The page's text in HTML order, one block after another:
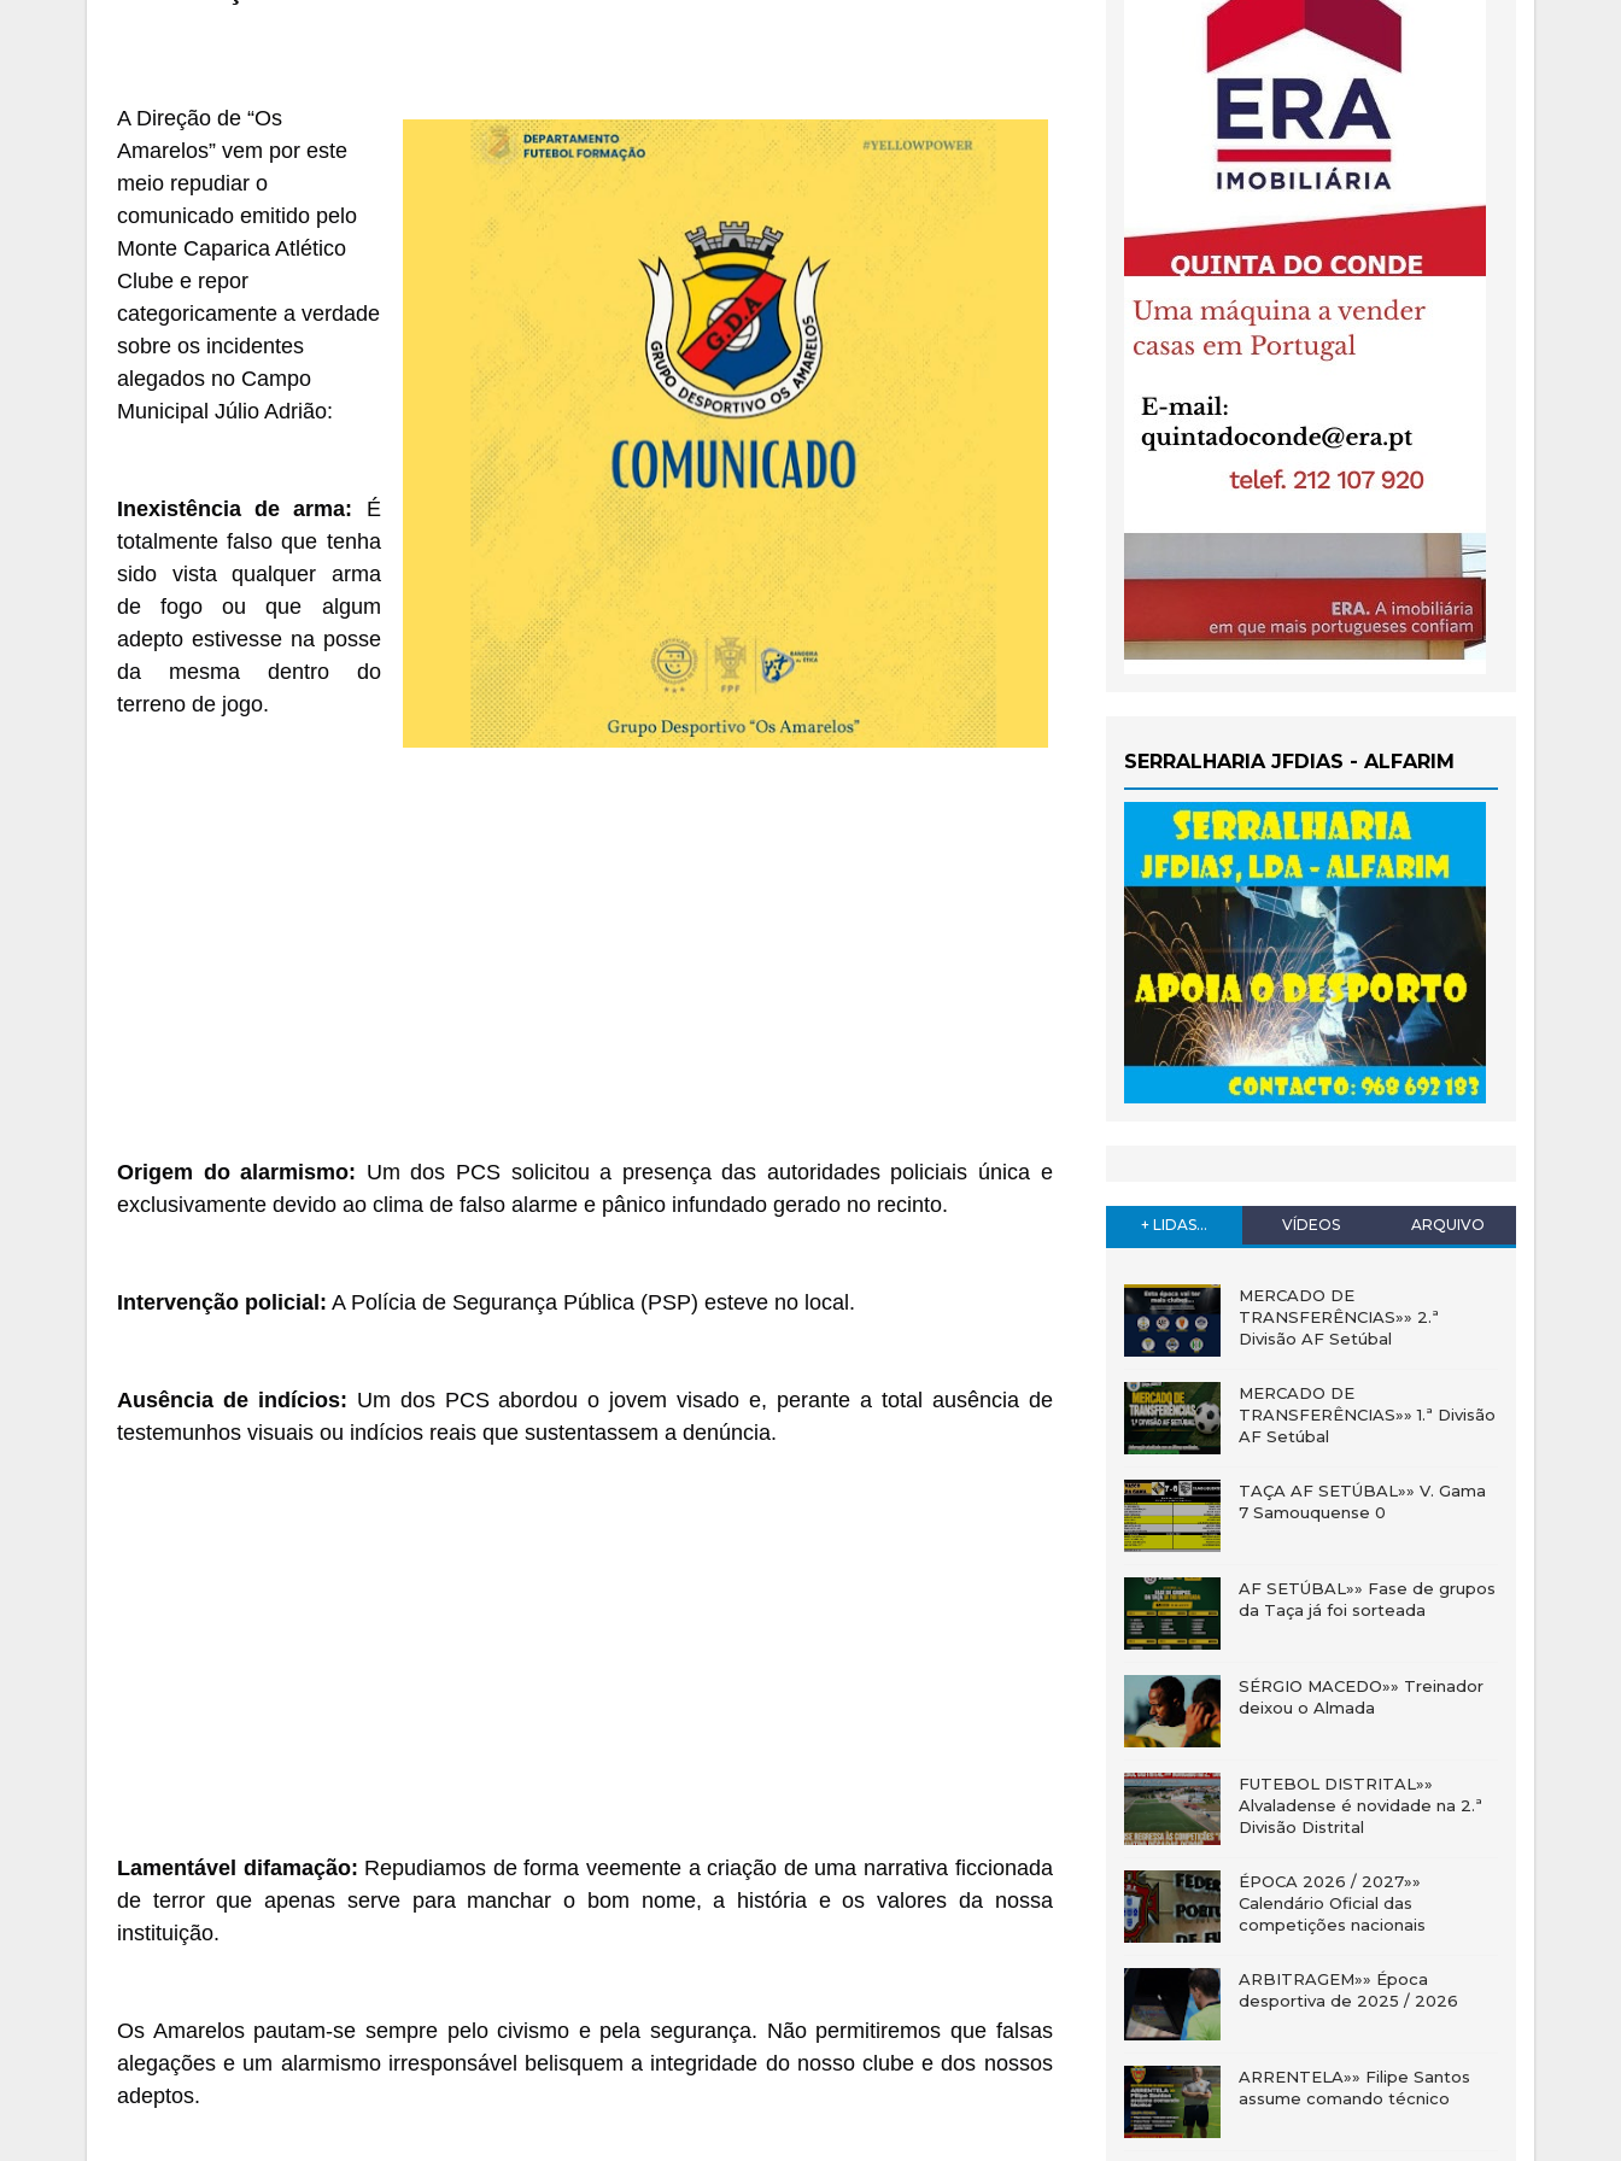
A Direção de “Os
Amarelos” vem por este
meio repudiar o
comunicado emitido pelo
Monte Caparica Atlético
Clube e repor
categoricamente a verdade
sobre os incidentes
alegados no Campo
Municipal Júlio Adrião:
Inexistência de arma: É
totalmente falso que tenha
sido vista qualquer arma
de fogo ou que algum
adepto estivesse na posse
da mesma dentro do
terreno de jogo.
Origem do alarmismo: Um dos PCS solicitou a presença das autoridades policiais única e
exclusivamente devido ao clima de falso alarme e pânico infundado gerado no recinto.
Intervenção policial: A Polícia de Segurança Pública (PSP) esteve no local.
Ausência de indícios: Um dos PCS abordou o jovem visado e, perante a total ausência de
testemunhos visuais ou indícios reais que sustentassem a denúncia.
Lamentável difamação: Repudiamos de forma veemente a criação de uma narrativa ficcionada
de terror que apenas serve para manchar o bom nome, a história e os valores da nossa
instituição.
Os Amarelos pautam-se sempre pelo civismo e pela segurança. Não permitiremos que falsas
alegações e um alarmismo irresponsável belisquem a integridade do nosso clube e dos nossos
adeptos.
SERRALHARIA JFDIAS - ALFARIM
+ LIDAS... VÍDEOS ARQUIVO
MERCADO DE
TRANSFERÊNCIAS»» 2.ª
Divisão AF Setúbal
MERCADO DE
TRANSFERÊNCIAS»» 1.ª Divisão
AF Setúbal
TAÇA AF SETÚBAL»» V. Gama
7 Samouquense 0
AF SETÚBAL»» Fase de grupos
da Taça já foi sorteada
SÉRGIO MACEDO»» Treinador
deixou o Almada
FUTEBOL DISTRITAL»»
Alvaladense é novidade na 2.ª
Divisão Distrital
ÉPOCA 2026 / 2027»»
Calendário Oficial das
competições nacionais
ARBITRAGEM»» Época
desportiva de 2025 / 2026
ARRENTELA»» Filipe Santos
assume comando técnico